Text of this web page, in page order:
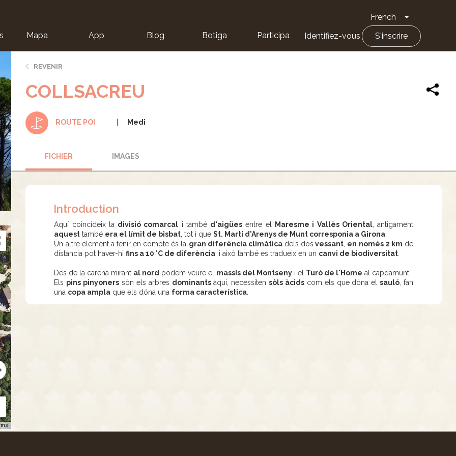
French Toggle
Mapa App Blog Botiga Participa Identifiez-vous S'inscrire
REVENIR
COLLSACREU
ROUTE POI Medi
FICHIER IMAGES
Introduction
Aquí coincideix la divisió comarcal i també d'aigües entre el Maresme i Vallès Oriental, antigament
aquest també era el límit de bisbat , tot i queSt. Martí d'Arenys de Munt corresponia a Girona
Un altre element a tenir en compte és la gran diferència climàticadels dos vessant en només 2 km de
distància pot haver-hifins a 10 °C de diferència , i això també es tradueix en un canvi de biodiversitat
Des de la carena mirant al nord podem veure el massís del Montseny i el Turó de l'Home al capdamunt.
Els pins pinyoners són els arbres dominantsaquí, necessitensòls àcids com els que dóna elsauló , fan
una copa ampla que els dóna una forma característica